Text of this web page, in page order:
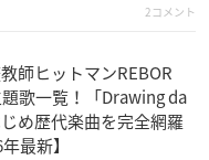
2コメント
教師ヒットマンREBOR
歌一覧！「Drawing da
め歴代楽曲を完全網羅
年最新】